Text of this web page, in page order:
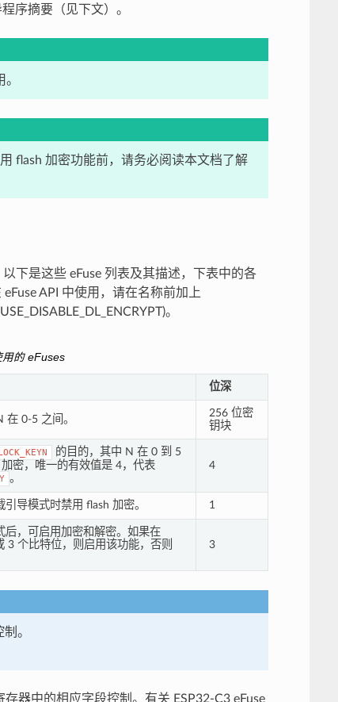
序摘要（见下文）。
flash 加密功能前，请务必阅读本文档了解
下是这些 eFuse 列表及其描述，下表中的各
API 中使用，请在名称前加上
。
的 eFuses
位深
在 0-5 之间。
256 位密
钥块
的目的，其中 N 在 0 到 5
密，唯一的有效值是 4，代表
。
4
导模式时禁用 flash 加密。 1
后，可启用加密和解密。如果在
3 个比特位，则启用该功能，否则
3
。
存器中的相应字段控制。有关 ESP32-C3 eFuse